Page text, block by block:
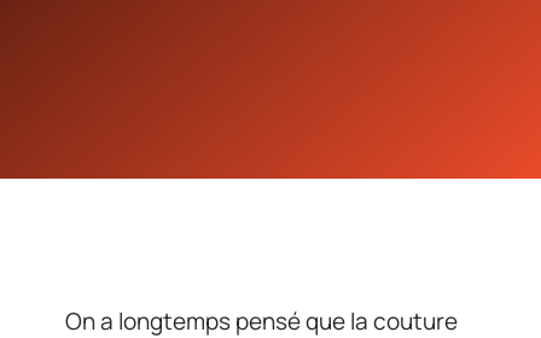
On a longtemps pensé que la couture